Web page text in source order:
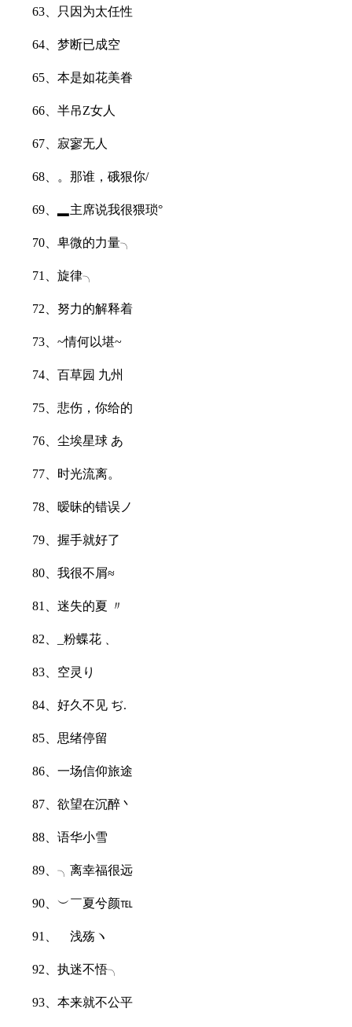
63、只因为太任性
64、梦断已成空
65、本是如花美眷
66、半吊Z女人ゝ
67、寂寥无人
68、。那谁，硪狠你/
69、▂主席说我很猥琐°
70、卑微的力量╮
71、旋律╮
72、努力的解释着
73、~情何以堪~
74、百草园 九州
75、悲伤，你给的
76、尘埃星球 あ
77、时光流离。
78、暧昧的错误ノ
79、握手就好了
80、我很不屑≈
81、迷失的夏 〃
82、_粉蝶花﹑
83、空灵り
84、好久不见 ぢ.
85、思绪停留
86、一场信仰旅途
87、欲望在沉醉丶
88、语华小雪
89、╮离幸福很远
90、︶￣夏兮颜℡
91、ゝ浅殇ヽ
92、执迷不悟╮
93、本来就不公平